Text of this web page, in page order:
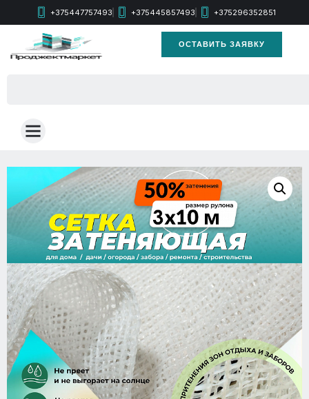
+375447757493 +375445857493 +375296352851
ОСТАВИТЬ ЗАЯВКУ